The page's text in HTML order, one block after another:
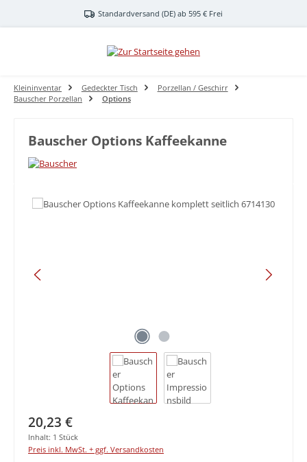
Zum Hauptinhalt springenStandardversand (DE) ab 595 € Frei
Kleininventar Gedeckter Tisch
Porzellan / Geschirr
Bauscher Porzellan
Options
Bauscher Options Kaffeekanne
Bildergalerie überspringen
Regulärer Preis:
20,23 €
Inhalt: 1 Stück
Preis inkl. MwSt. + ggf. Versandkosten